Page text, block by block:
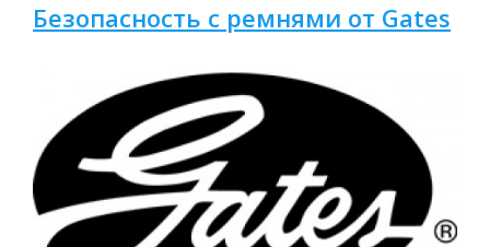
Безопасность с ремнями от Gates